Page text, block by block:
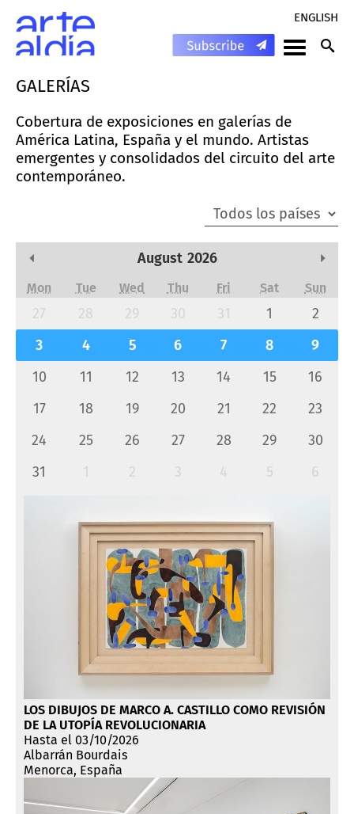
ENGLISH
GALERÍAS
Cobertura de exposiciones en galerías de
América Latina, España y el mundo. Artistas
emergentes y consolidados del circuito del arte
contemporáneo.
LOS DIBUJOS DE MARCO A. CASTILLO COMO REVISIÓN
DE LA UTOPÍA REVOLUCIONARIA
Hasta el 03/10/2026
Albarrán Bourdais
Menorca, España
August 2026
Mon Tue Wed Thu Fri Sat Sun
27 28 29 30 31 1
2
3
4 5 6 7 8
9
10
11 12 13 14 15
16
17
18 19 20 21 22
23
24
25 26 27 28 29
30
31
1 2 3 4 5 6